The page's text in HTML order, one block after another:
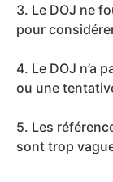
3. Le DOJ ne
pour
4. Le DOJ n’a
ou une
5. Les
sont trop